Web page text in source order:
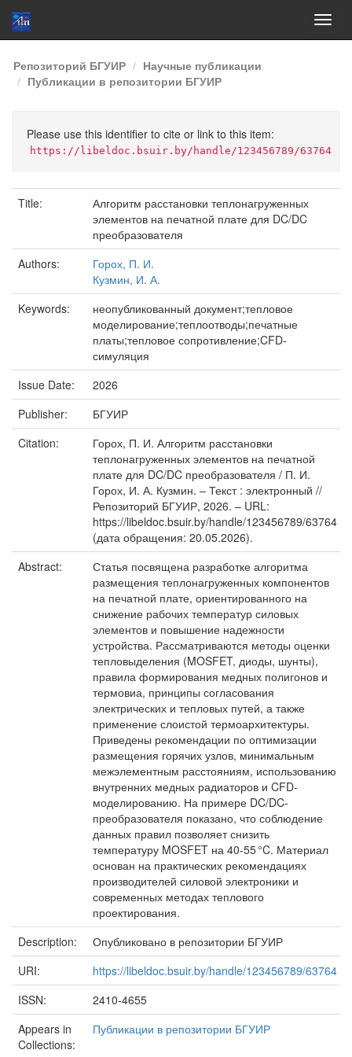
Skip
navigation
Репозиторий БГУИР
Научные публикации
Публикации в репозитории БГУИР
Please use this identifier to cite or link to this item:
https://libeldoc.bsuir.by/handle/123456789/63764
Title:
Алгоритм расстановки теплонагруженных
элементов на печатной плате для DC/DC
преобразователя
Authors:
Горох, П. И.
Кузмин, И. А.
Keywords:
неопубликованный документ;тепловое
моделирование;теплоотводы;печатные
платы;тепловое сопротивление;CFD-
симуляция
Issue Date:
2026
Publisher:
БГУИР
Citation:
Горох, П. И. Алгоритм расстановки
теплонагруженных элементов на печатной
плате для DC/DC преобразователя / П. И.
Горох, И. А. Кузмин. – Текст : электронный //
Репозиторий БГУИР, 2026. – URL:
https://libeldoc.bsuir.by/handle/123456789/63764
(дата обращения: 20.05.2026).
Abstract:
Статья посвящена разработке алгоритма
размещения теплонагруженных компонентов
на печатной плате, ориентированного на
снижение рабочих температур силовых
элементов и повышение надежности
устройства. Рассматриваются методы оценки
тепловыделения (MOSFET, диоды, шунты),
правила формирования медных полигонов и
термовиа, принципы согласования
электрических и тепловых путей, а также
применение слоистой термоархитектуры.
Приведены рекомендации по оптимизации
размещения горячих узлов, минимальным
межэлементным расстояниям, использованию
внутренних медных радиаторов и CFD-
моделированию. На примере DC/DC-
преобразователя показано, что соблюдение
данных правил позволяет снизить
температуру MOSFET на 40-55 °C. Материал
основан на практических рекомендациях
производителей силовой электроники и
современных методах теплового
проектирования.
Description:
Опубликовано в репозитории БГУИР
URI:
https://libeldoc.bsuir.by/handle/123456789/63764
ISSN:
2410-4655
Appears in
Collections:
Публикации в репозитории БГУИР